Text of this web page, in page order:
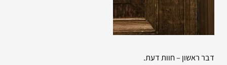
דבר ראשון – חוות דעת.